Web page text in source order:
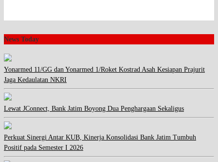
News Today
Yonarmed 11/GG dan Yonarmed 1/Roket Kostrad Asah Kesiapan Prajurit
Jaga Kedaulatan NKRI
Lewat JConnect, Bank Jatim Boyong Dua Penghargaan Sekaligus
Perkuat Sinergi Antar KUB, Kinerja Konsolidasi Bank Jatim Tumbuh
Positif pada Semester I 2026